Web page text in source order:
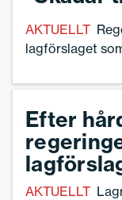
AKTUELLT
lagförslaget
trots svidande
skrivelse till
Efter
AKTUELLT